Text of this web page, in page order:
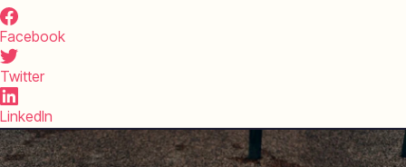
Facebook
Twitter
LinkedIn